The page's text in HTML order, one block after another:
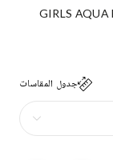
GIRLS
جدول المقاسات